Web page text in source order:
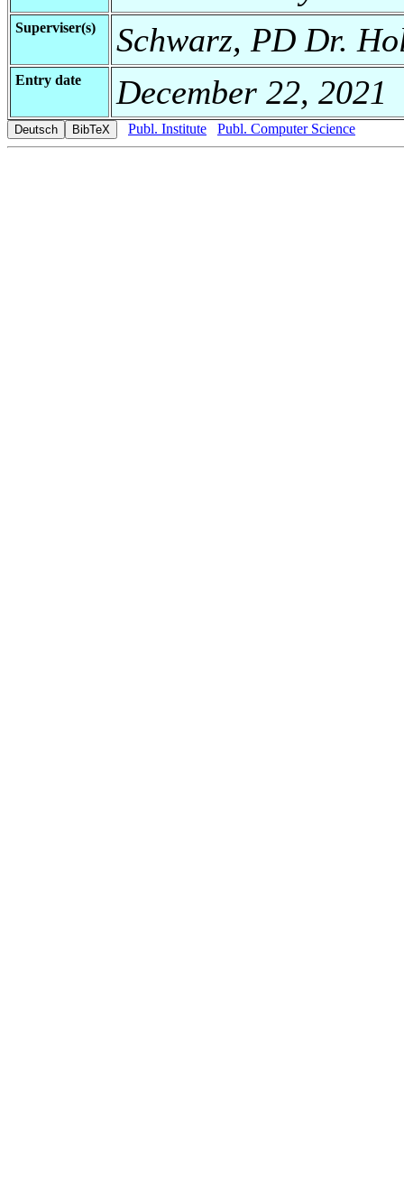
Superviser(s) Schwarz, PD Dr.
Entry date December 22, 2021
Publ. Institute Publ. Computer Science